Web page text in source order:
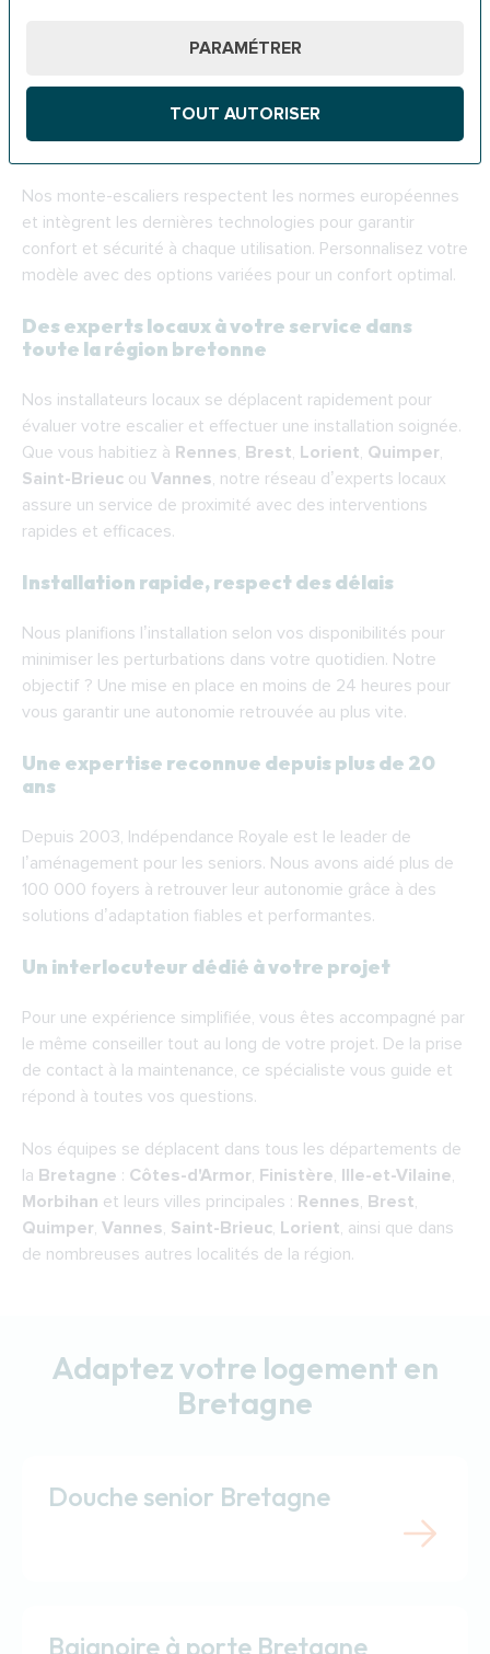
PARAMÉTRER
TOUT AUTORISER
pour l’installation d’un monte-escalier en
Bretagne
Des fauteuils élévateurs sécurisés et
personnalisables
Nos monte-escaliers respectent les normes européennes
et intègrent les dernières technologies pour garantir
confort et sécurité à chaque utilisation. Personnalisez votre
modèle avec des options variées pour un confort optimal.
Des experts locaux à votre service dans
toute la région bretonne
Nos installateurs locaux se déplacent rapidement pour
évaluer votre escalier et effectuer une installation soignée.
Que vous habitiez à Rennes, Brest, Lorient, Quimper,
Saint-Brieuc ou Vannes, notre réseau d’experts locaux
assure un service de proximité avec des interventions
rapides et efficaces.
Installation rapide, respect des délais
Nous planifions l’installation selon vos disponibilités pour
minimiser les perturbations dans votre quotidien. Notre
objectif ? Une mise en place en moins de 24 heures pour
vous garantir une autonomie retrouvée au plus vite.
Une expertise reconnue depuis plus de 20
ans
Depuis 2003, Indépendance Royale est le leader de
l’aménagement pour les seniors. Nous avons aidé plus de
100 000 foyers à retrouver leur autonomie grâce à des
solutions d’adaptation fiables et performantes.
Un interlocuteur dédié à votre projet
Pour une expérience simplifiée, vous êtes accompagné par
le même conseiller tout au long de votre projet. De la prise
de contact à la maintenance, ce spécialiste vous guide et
répond à toutes vos questions.
Nos équipes se déplacent dans tous les départements de
la Bretagne : Côtes-d'Armor, Finistère, Ille-et-Vilaine,
Morbihan et leurs villes principales : Rennes, Brest,
Quimper, Vannes, Saint-Brieuc, Lorient, ainsi que dans
de nombreuses autres localités de la région.
Adaptez votre logement en
Bretagne
Douche senior Bretagne
Baignoire à porte Bretagne